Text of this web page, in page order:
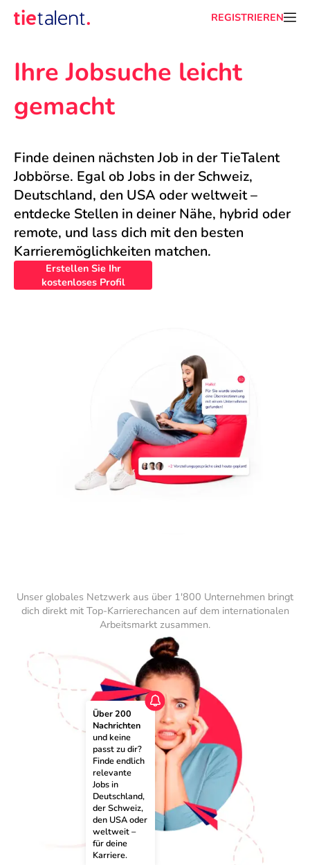
REGISTRIEREN
Ihre Jobsuche leicht
gemacht
Finde deinen nächsten Job in der TieTalent
Jobbörse. Egal ob Jobs in der Schweiz,
Deutschland, den USA oder weltweit –
entdecke Stellen in deiner Nähe, hybrid oder
remote, und lass dich mit den besten
Karrieremöglichkeiten matchen.
Erstellen Sie Ihr
kostenloses Profil
Unser globales Netzwerk aus über 1'800 Unternehmen bringt
dich direkt mit Top-Karrierechancen auf dem internationalen
Arbeitsmarkt zusammen.
Über 200
Nachrichten
und keine
passt zu dir?
Finde endlich
relevante
Jobs in
Deutschland,
der Schweiz,
den USA oder
weltweit –
für deine
Karriere.